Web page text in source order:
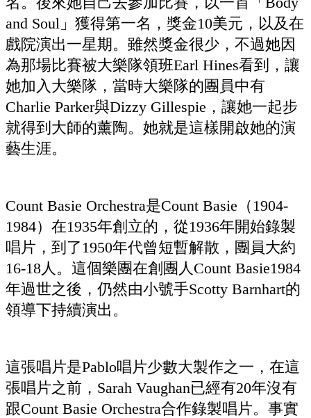
and Soul」獲得第一名，獎金10美元，以及在
戲院演出一星期。雖然獎金很少，不過她因
為那場比賽被大樂隊領班Earl Hines看到，讓
她加入大樂隊，當時大樂隊的團員中有
Charlie Parker與Dizzy Gillespie，讓她一起步
就得到大師的薰陶。她就是這樣開啟她的演
藝生涯。
Count Basie Orchestra是Count Basie（1904-
1984）在1935年創立的，從1936年開始錄製
唱片，到了1950年代曾短暫解散，團員大約
16-18人。這個樂團在創團人Count Basie1984
年過世之後，仍然由小號手Scotty Barnhart的
領導下持續演出。
這張唱片是Pablo唱片少數大製作之一，在這
張唱片之前，Sarah Vaughan已經有20年沒有
跟Count Basie Orchestra合作錄製唱片。事實